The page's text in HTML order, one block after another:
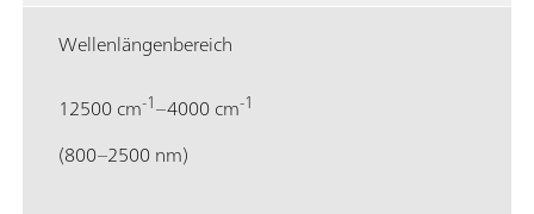
Wellenlängenbereich
12500 cm-1–4000 cm-1
(800–2500 nm)